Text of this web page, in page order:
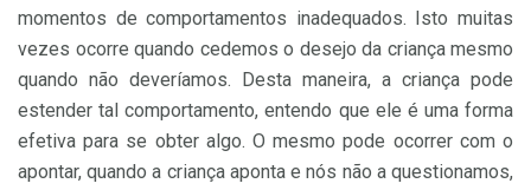
momentos de comportamentos inadequados. Isto muitas
vezes ocorre quando cedemos o desejo da criança mesmo
quando não deveríamos. Desta maneira, a criança pode
estender tal comportamento, entendo que ele é uma forma
efetiva para se obter algo. O mesmo pode ocorrer com o
apontar, quando a criança aponta e nós não a questionamos,